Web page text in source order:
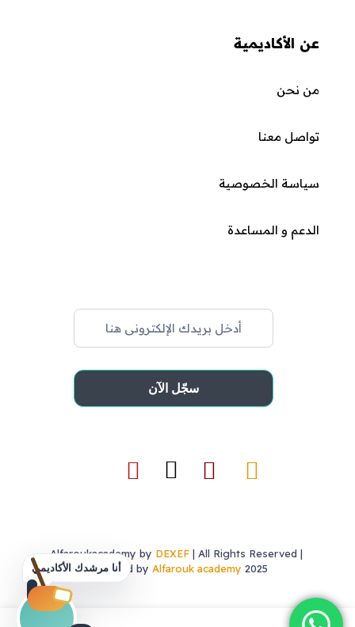
عن الأكاديمية
من نحن
تواصل معنا
سياسة الخصوصية
الدعم و المساعدة
DEXEF | All Rights Reserved |
Powered by Alfarouk academy 2025 أنا مرشدك الأكاديمي